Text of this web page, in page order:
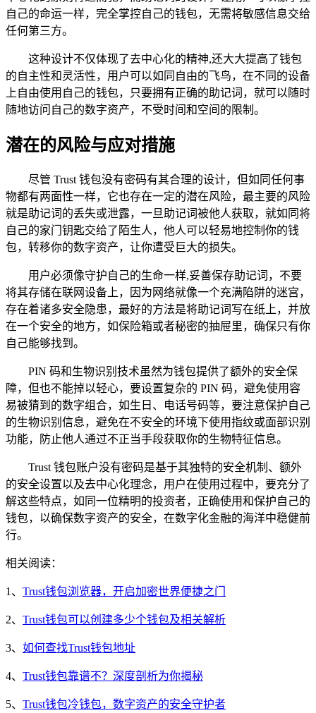
自己的命运一样，完全掌控自己的钱包，无需将敏感信息交给
任何第三方。
这种设计不仅体现了去中心化的精神,还大大提高了钱包
的自主性和灵活性，用户可以如同自由的飞鸟，在不同的设备
上自由使用自己的钱包，只要拥有正确的助记词，就可以随时
随地访问自己的数字资产，不受时间和空间的限制。
潜在的风险与应对措施
尽管 Trust 钱包没有密码有其合理的设计，但如同任何事
物都有两面性一样，它也存在一定的潜在风险，最主要的风险
就是助记词的丢失或泄露，一旦助记词被他人获取，就如同将
自己的家门钥匙交给了陌生人，他人可以轻易地控制你的钱
包，转移你的数字资产，让你遭受巨大的损失。
用户必须像守护自己的生命一样,妥善保存助记词，不要
将其存储在联网设备上，因为网络就像一个充满陷阱的迷宫，
存在着诸多安全隐患，最好的方法是将助记词写在纸上，并放
在一个安全的地方，如保险箱或者秘密的抽屉里，确保只有你
自己能够找到。
PIN 码和生物识别技术虽然为钱包提供了额外的安全保
障，但也不能掉以轻心，要设置复杂的 PIN 码，避免使用容
易被猜到的数字组合，如生日、电话号码等，要注意保护自己
的生物识别信息，避免在不安全的环境下使用指纹或面部识别
功能，防止他人通过不正当手段获取你的生物特征信息。
Trust 钱包账户没有密码是基于其独特的安全机制、额外
的安全设置以及去中心化理念，用户在使用过程中，要充分了
解这些特点，如同一位精明的投资者，正确使用和保护自己的
钱包，以确保数字资产的安全，在数字化金融的海洋中稳健前
行。
相关阅读：
1、 Trust钱包浏览器，开启加密世界便捷之门
2、 Trust钱包可以创建多少个钱包及相关解析
3、 如何查找Trust钱包地址
4、 Trust钱包靠谱不？深度剖析为你揭秘
5、 Trust钱包冷钱包，数字资产的安全守护者